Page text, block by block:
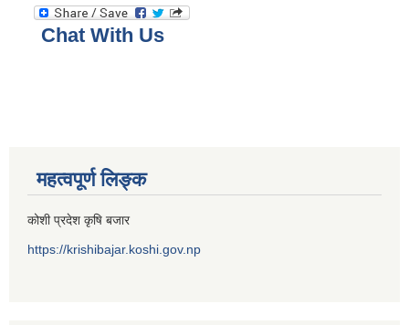
Chat With Us
महत्वपूर्ण लिङ्क
कोशी प्रदेश कृषि बजार
https://krishibajar.koshi.gov.np